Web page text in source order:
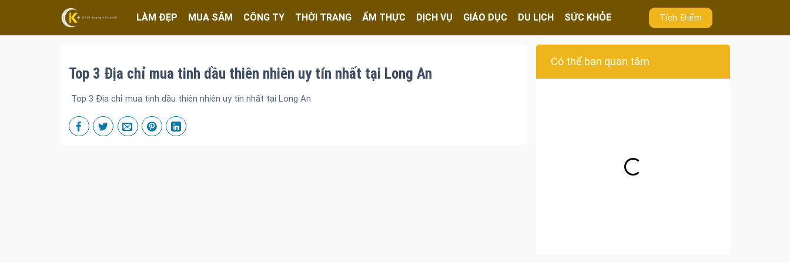
LÀM ĐẸP MUA SẮM CÔNG TY THỜI TRANG ẨM THỰC DỊCH VỤ GIÁO DỤC DU LỊCH SỨC KHỎE Tích Điểm
Top 3 Địa chỉ mua tinh dầu thiên nhiên uy tín nhất tại Long An
Top 3 Địa chỉ mua tinh dầu thiên nhiên uy tín nhất tại Long An
Có thể bạn quan tâm